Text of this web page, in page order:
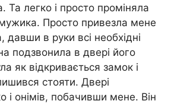
Та легко і просто проміняла
Просто привезла мене
давши в руки всі необхідні
подзвонила в двері його
як відкривається замок і
стояти. Двері
і онімів, побачивши мене. Він